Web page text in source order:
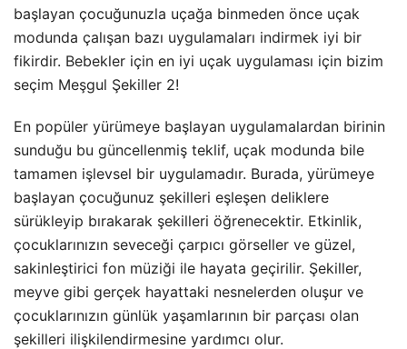
başlayan çocuğunuzla uçağa binmeden önce uçak
modunda çalışan bazı uygulamaları indirmek iyi bir
fikirdir. Bebekler için en iyi uçak uygulaması için bizim
seçim Meşgul Şekiller 2!
En popüler yürümeye başlayan uygulamalardan birinin
sunduğu bu güncellenmiş teklif, uçak modunda bile
tamamen işlevsel bir uygulamadır. Burada, yürümeye
başlayan çocuğunuz şekilleri eşleşen deliklere
sürükleyip bırakarak şekilleri öğrenecektir. Etkinlik,
çocuklarınızın seveceği çarpıcı görseller ve güzel,
sakinleştirici fon müziği ile hayata geçirilir. Şekiller,
meyve gibi gerçek hayattaki nesnelerden oluşur ve
çocuklarınızın günlük yaşamlarının bir parçası olan
şekilleri ilişkilendirmesine yardımcı olur.